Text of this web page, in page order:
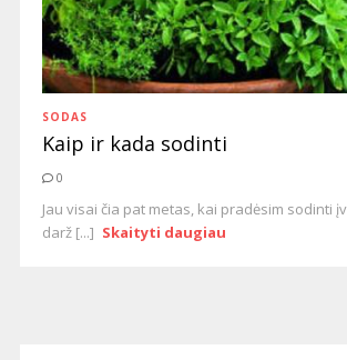
SODAS
Kaip ir kada sodinti
0
Jau visai čia pat metas, kai pradėsim sodinti
darž [...] Skaityti daugiau